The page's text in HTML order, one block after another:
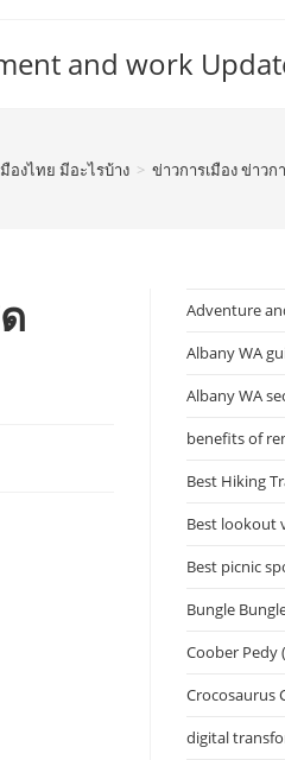
and work
องไทย มีอะไรบ้าง > ข่าวการเมือง ข่าวก
Adventure
Albany WA
Albany WA
benefits of
Best Hiking
Best lookout
Best picnic
Bungle
Coober
Crocosaurus
digital